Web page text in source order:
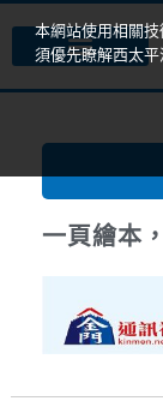
一頁繪本
本網站使用相關
須優先瞭解西太